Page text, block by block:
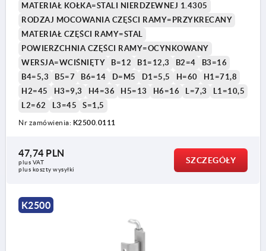
1) Krawędź
2) Rodzaj mocowania części ramy: do przyspawania
4) Wersja sworznia: bez rowka
DIN6799
6) Wersja sworznia: z rowkiem i pierścieniem
uszczelniającym
8) Króciec do spawania
9) Wzmocniony
10) Mocowanie za pomocą śrub z łbem stożkowym M5
MATERIAŁ KOŁKA=STALI NIERDZEWNEJ 1.4305
RODZAJ MOCOWANIA CZĘŚCI RAMY=PRZYKRECANY
MATERIAŁ CZĘŚCI RAMY=STAL
POWIERZCHNIA CZĘŚCI RAMY=OCYNKOWANY
WERSJA=WCIŚNIĘTY
B=12 B1=12,3 B2=4
B3=16
B4=5,3
B5=7 B6=14 D=M5 D1=5,5 H=60
H1=71,8
H2=45
H3=9,3 H4=36 H5=13 H6=16 L=7,3
L1=10,5
L2=62
L3=45 S=1,5
Nr zamówienia: K2500.0111
47,74 PLN
plus VAT
plus koszty wysyłki
SZCZEGÓŁY
K2500